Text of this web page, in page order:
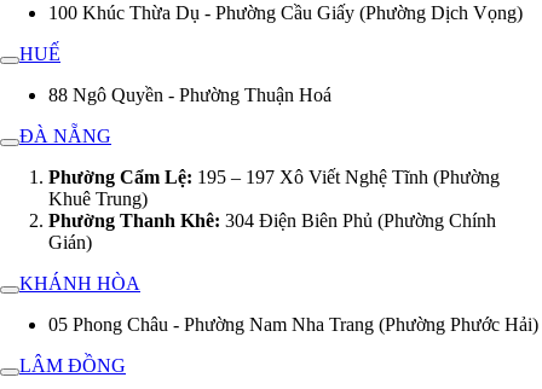
100 Khúc Thừa Dụ - Phường Cầu Giấy (Phường Dịch Vọng)
HUẾ
88 Ngô Quyền - Phường Thuận Hoá
ĐÀ NẴNG
Phường Cẩm Lệ: 195 – 197 Xô Viết Nghệ Tĩnh (Phường
Khuê Trung)
Phường Thanh Khê: 304 Điện Biên Phủ (Phường Chính
Gián)
KHÁNH HÒA
05 Phong Châu - Phường Nam Nha Trang (Phường Phước Hải)
LÂM ĐỒNG